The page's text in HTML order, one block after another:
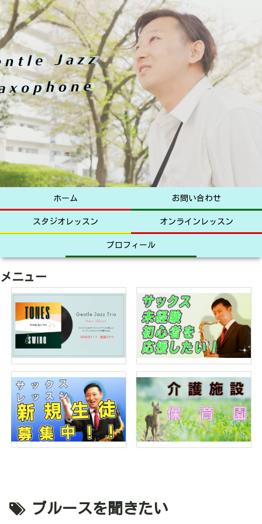
ホーム お問い合わせ
スタジオレッスン オンラインレッスン
プロフィール
メニュー
ブルースを聞きたい